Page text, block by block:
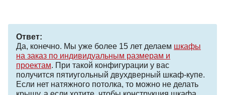
Ответ:
Да, конечно. Мы уже более 15 лет делаем шкафы
на заказ по индивидуальным размерам и
проектам. При такой конфигурации у вас
получится пятиугольный двухдверный шкаф-купе.
Если нет натяжного потолка, то можно не делать